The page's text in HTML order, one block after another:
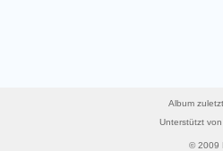
Album
Unterstützt
© 2009